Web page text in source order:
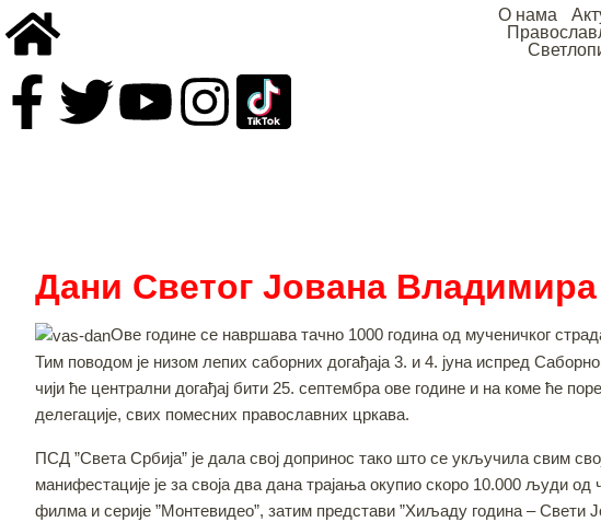
О нама
Дани Светог Јована Владимира
Ове године се навршава тачно 1000 година од мученичког
Тим поводом је низом лепих саборних догађаја 3. и 4. јуна испред
чији ће централни догађај бити 25. септембра ове године и на коме ће
делегације, свих помесних православних цркава.
ПСД ”Света Србија” је дала свој допринос тако што се укључила свим
манифестације је за своја два дана трајања окупио скоро 10.000 људи
филма и серије ”Монтевидео”, затим представи ”Хиљаду година – Свети